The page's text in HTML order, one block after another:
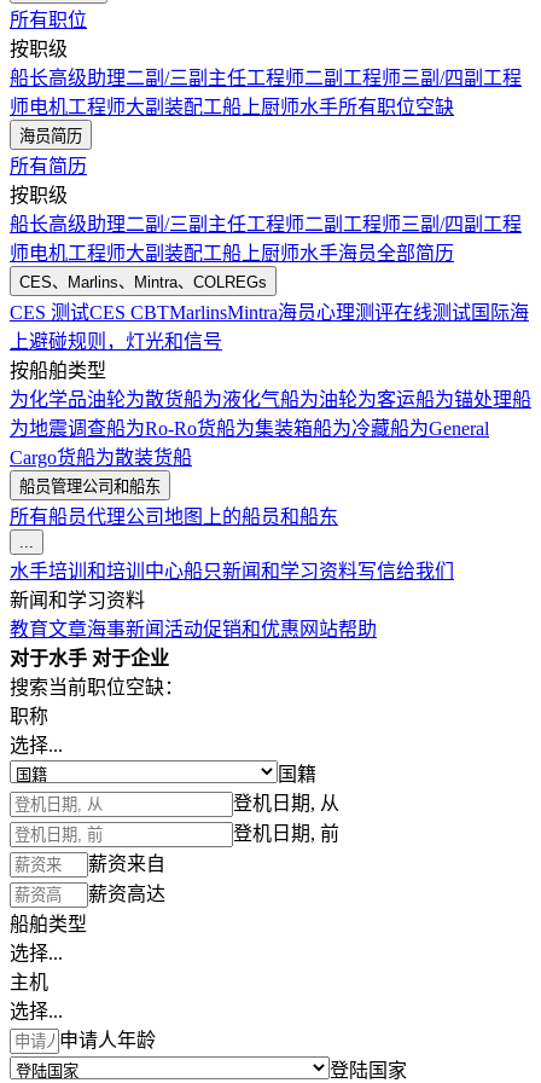
所有职位
按职级
船长高级助理二副/三副 主任工程师二副工程师三副/四副工程
师电机工程师大副 装配工船上厨师水手所有职位空缺
海员简历
所有简历
按职级
船长高级助理二副/三副 主任工程师二副工程师三副/四副工程
师电机工程师大副 装配工船上厨师水手海员全部简历
CES、Marlins、Mintra、COLREGs
CES 测试CES CBTMarlinsMintra海员心理测评在线测试国际海
上避碰规则，灯光和信号
按船舶类型
为化学品油轮为散货船为液化气船为油轮为客运船为锚处理船
为地震调查船为Ro-Ro货船为集装箱船为冷藏船为General
Cargo货船为散装货船
船员管理公司和船东
所有船员代理公司地图上的船员和船东
...
水手培训和培训中心船只新闻和学习资料写信给我们
新闻和学习资料
教育文章海事新闻活动促销和优惠 网站帮助
对于水手 对于企业
搜索当前职位空缺：
职称
选择...
国籍
登机日期, 从
登机日期, 前
薪资来自
薪资高达
船舶类型
选择...
主机
选择...
申请人年龄
登陆国家